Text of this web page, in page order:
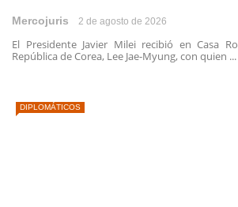
Mercojuris 2 de agosto de 2026
El Presidente Javier Milei recibió en Casa
República de Corea, Lee Jae-Myung, con quien ...
DIPLOMÁTICOS